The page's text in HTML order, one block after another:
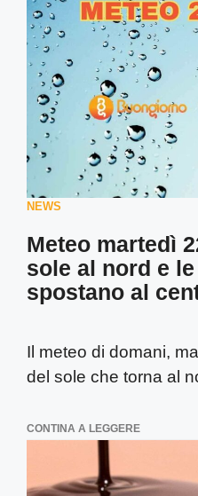
NEWS
Meteo martedì
sole al nord e
spostano al
Il meteo di domani,
del sole che torna al
CONTINA A LEGGERE